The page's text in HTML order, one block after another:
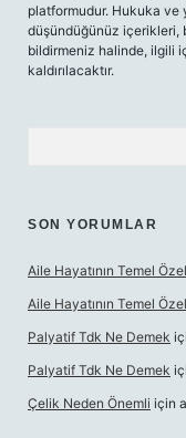
platformudur. Hukuka ve
düşündüğünüz içerikleri,
bildirmeniz halinde, ilgili
kaldırılacaktır.
SON YORUMLAR
Aile Hayatının Temel
Aile Hayatının Temel
Palyatif Tdk Ne Demek
Palyatif Tdk Ne Demek
Çelik Neden Önemli için